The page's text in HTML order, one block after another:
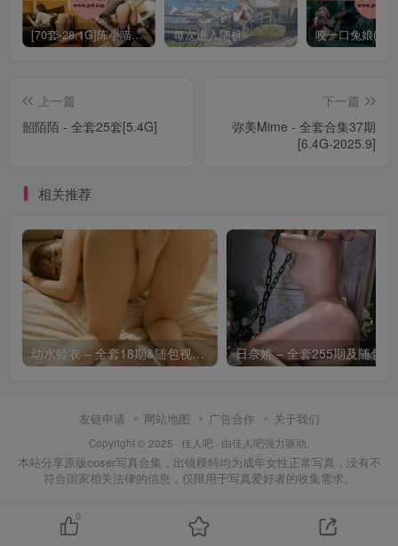
[6.30]
[6.29]
三刀刀miido – NO.031 黑兽[24P-192.6M]
[6.14]
三刀刀miido – NO.029 水手服 [33P／90MB]
[70套-28.1G]陈小喵写真合集[持续更新] 每次进入随机
上一篇
韶陌陌 - 全套25套[5.4G]
下一篇
弥美Mime - 全套合集37期
[6.4G-2025.9]
相关推荐
幼水铃衣 – 全套18期&随包视频[16.4G-2026.8]
友链申请 网站地图 广告合作 关于我们
Copyright © 2025 · 佳人吧 · 由佳人吧强力驱动.
本站分享原版coser写真合集，出镜模特均为成年女性正常写真，没有不
符合国家相关法律的信息，仅限用于写真爱好者的收集需求。
0